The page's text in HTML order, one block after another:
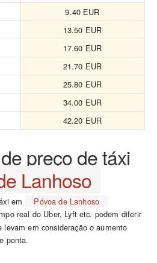
9.40 EUR
13.50 EUR
17.60 EUR
21.70 EUR
25.80 EUR
34.00 EUR
42.20 EUR
preço de táxi
Lanhoso
em Póvoa de Lanhoso
real do Uber, Lyft etc. podem diferir
levam em consideração o aumento
ponta.